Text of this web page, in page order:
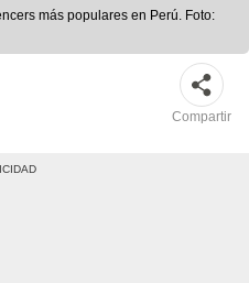
más populares en Perú. Foto:
Compartir